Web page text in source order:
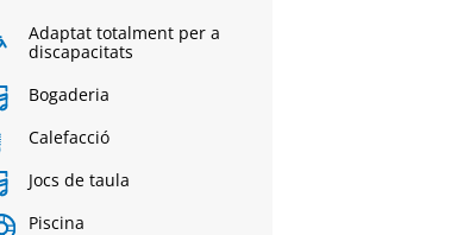
Adaptat totalment per a
discapacitats
Bogaderia
Calefacció
Jocs de taula
Piscina